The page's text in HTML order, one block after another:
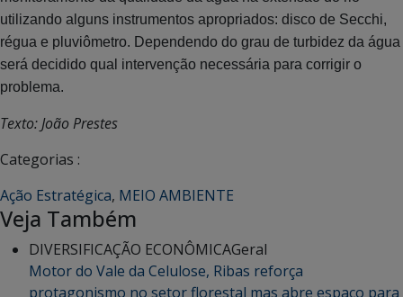
utilizando alguns instrumentos apropriados: disco de Secchi,
régua e pluviômetro. Dependendo do grau de turbidez da água
será decidido qual intervenção necessária para corrigir o
problema.
Texto: João Prestes
Categorias :
Ação Estratégica, MEIO AMBIENTE
Veja Também
DIVERSIFICAÇÃO ECONÔMICAGeral
Motor do Vale da Celulose, Ribas reforça
protagonismo no setor florestal mas abre espaço para